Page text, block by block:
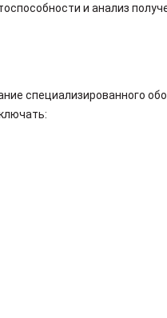
и анализ
специализированного